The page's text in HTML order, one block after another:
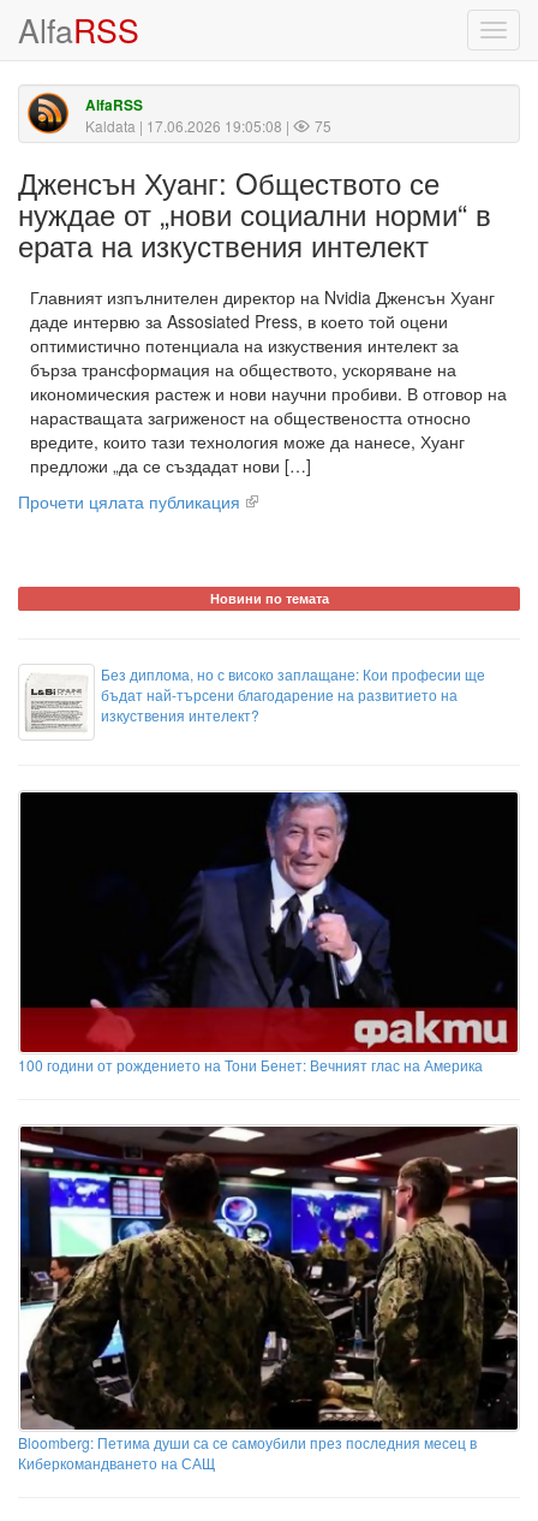
AlfaRSS
AlfaRSS
Kaldata | 17.06.2026 19:05:08 | 75
Дженсън Хуанг: Oбществото се
нуждае от „нови социални норми“ в
ерата на изкуствения интелект
Главният изпълнителен директор на Nvidia Дженсън Хуанг
даде интервю за Assosiated Press, в което той оцени
оптимистично потенциала на изкуствения интелект за
бърза трансформация на обществото, ускоряване на
икономическия растеж и нови научни пробиви. В отговор на
нарастващата загриженост на обществеността относно
вредите, които тази технология може да нанесе, Хуанг
предложи „да се създадат нови […]
Прочети цялата публикация
Новини по темата
Без диплома, но с високо заплащане: Кои професии ще
бъдат най-търсени благодарение на развитието на
изкуствения интелект?
100 години от рождението на Тони Бенет: Вечният глас на Америка
Bloomberg: Петима души са се самоубили през последния месец в
Киберкомандването на САЩ